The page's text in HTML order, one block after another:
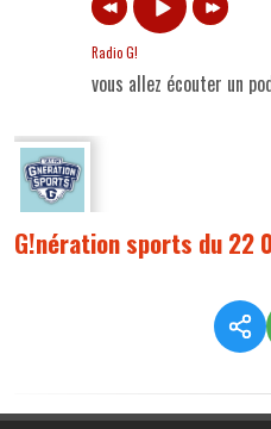
Radio G!
vous allez écouter un
G!nération sports du 22